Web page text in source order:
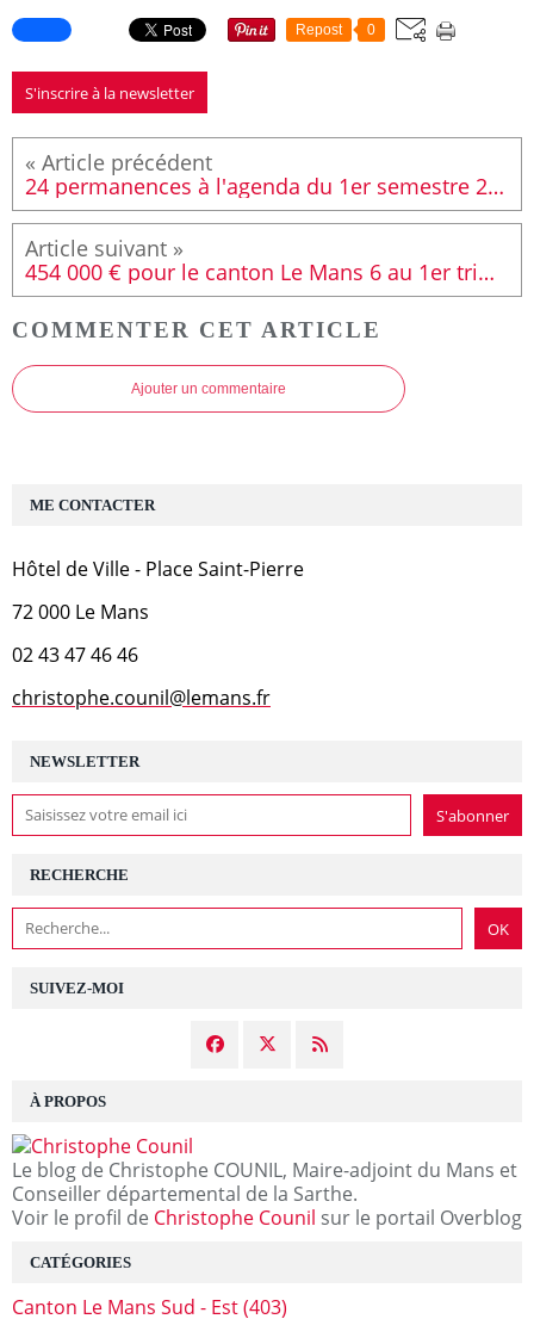
Repost 0
S'inscrire à la newsletter
24 permanences à l'agenda du 1er semestre 2025
454 000 € pour le canton Le Mans 6 au 1er trimestre 2026
COMMENTER CET ARTICLE
Ajouter un commentaire
NEWSLETTER
SUIVEZ-MOI
RECHERCHE
À PROPOS
Le blog de Christophe COUNIL, Maire-adjoint du Mans et
Conseiller départemental de la Sarthe.
Voir le profil de Christophe Counil sur le portail Overblog
CATÉGORIES
Canton Le Mans Sud - Est(403)
ME CONTACTER
Hôtel de Ville - Place Saint-Pierre
72 000 Le Mans
02 43 47 46 46
christophe.counil@lemans.fr